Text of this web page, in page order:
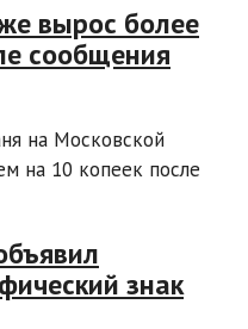
вырос более
сообщения
на Московской
на 10 копеек после
знак